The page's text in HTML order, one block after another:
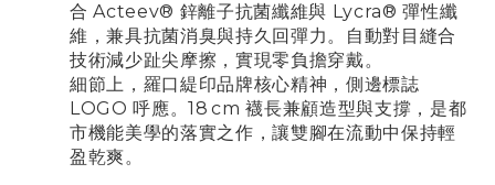
合 Acteev® 鋅離子抗菌纖維與 Lycra® 彈性纖
維，兼具抗菌消臭與持久回彈力。自動對目縫合
技術減少趾尖摩擦，實現零負擔穿戴。
細節上，羅口緹印品牌核心精神，側邊標誌
LOGO 呼應。18 cm 襪長兼顧造型與支撐，是都
市機能美學的落實之作，讓雙腳在流動中保持輕
盈乾爽。